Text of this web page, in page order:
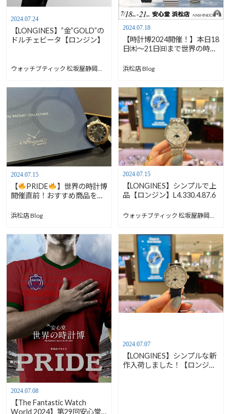
2024.07.24
【LONGINES】”金”GOLD”の
ドルチェビータ【ロンジン】
2024.07.18
【時計博2024開催！】本日18
日㈭～21日㈰まで世界の時計
浜松店
浜松店 Blog
2024.07.15
【 PRIDE
】世界の時計博
開催直前！おすすめ商品を満
リーン
浜松店 Blog
2024.07.15
【LONGINES】シンプルで上
品【ロンジン】L4.330.4.87.6
2024.07.08
【The Fantastic Watch
World 2024】第29回安心堂
2024.07.07
【LONGINES】シンプルな新
作入荷しました！【ロンジ